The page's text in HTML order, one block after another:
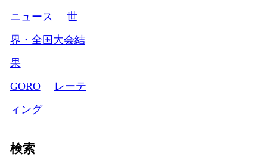
ニュース
世
界・全国大会結
果
GORO
レーテ
ィング
検索